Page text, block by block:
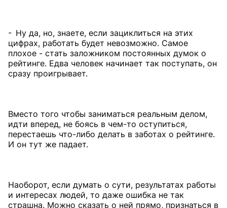
- Ну да, но, знаете, если зациклиться на этих
цифрах, работать будет невозможно. Самое
плохое - стать заложником постоянных думок о
рейтинге. Едва человек начинает так поступать, он
сразу проигрывает.
Вместо того чтобы заниматься реальным делом,
идти вперед, не боясь в чем-то оступиться,
перестаешь что-либо делать в заботах о рейтинге.
И он тут же падает.
Наоборот, если думать о сути, результатах работы
и интересах людей, то даже ошибка не так
страшна. Можно сказать о ней прямо, признаться в